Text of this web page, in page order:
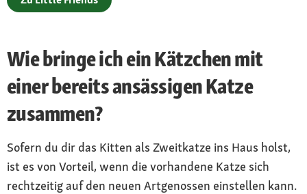
Wie bringe ich ein Kätzchen mit
einer bereits ansässigen Katze
zusammen?
Sofern du dir das Kitten als Zweitkatze ins Haus holst,
ist es von Vorteil, wenn die vorhandene Katze sich
rechtzeitig auf den neuen Artgenossen einstellen kann.